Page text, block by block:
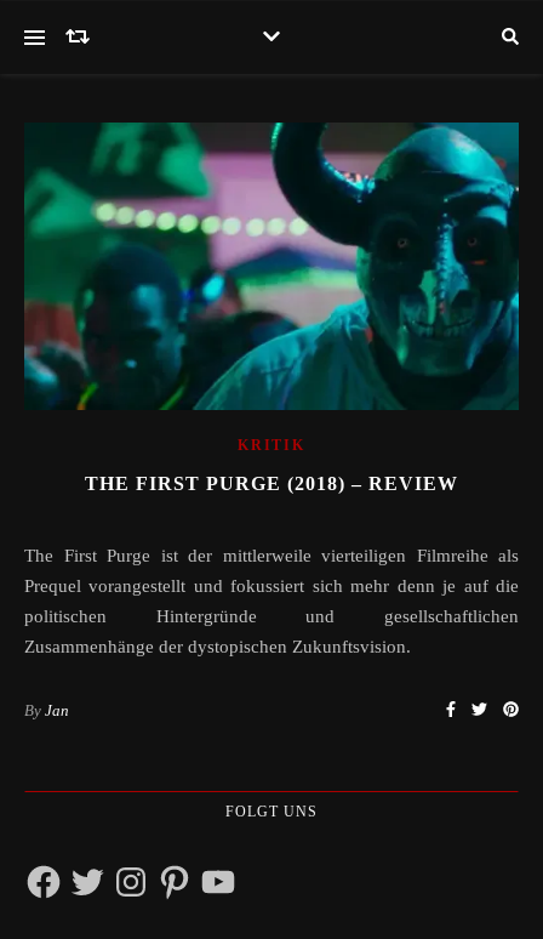
KRITIK
THE FIRST PURGE (2018) – REVIEW
The First Purge ist der mittlerweile vierteiligen Filmreihe als
Prequel vorangestellt und fokussiert sich mehr denn je auf die
politischen Hintergründe und gesellschaftlichen
Zusammenhänge der dystopischen Zukunftsvision.
By Jan
FOLGT UNS
FacebookTwitterInstagramPinterestYouTube